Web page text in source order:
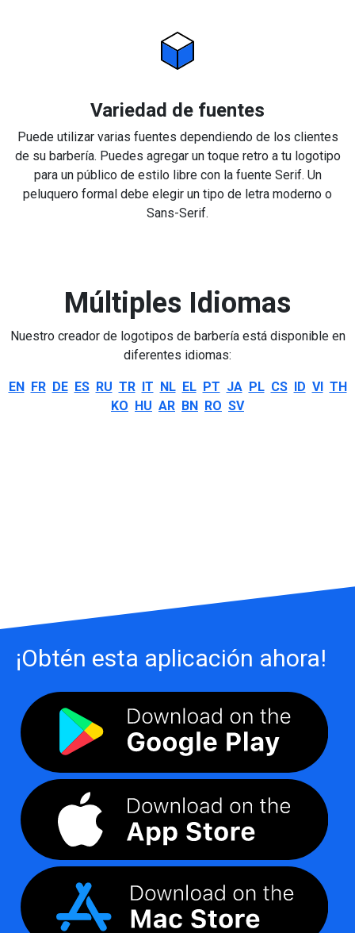
Variedad de fuentes
Puede utilizar varias fuentes dependiendo de los clientes
de su barbería. Puedes agregar un toque retro a tu logotipo
para un público de estilo libre con la fuente Serif. Un
peluquero formal debe elegir un tipo de letra moderno o
Sans-Serif.
Múltiples Idiomas
Nuestro creador de logotipos de barbería está disponible en
diferentes idiomas:
EN FR DE ES RU TR IT NL EL PT JA PL CS ID VI TH
KO HU AR BN RO SV
¡Obtén esta aplicación ahora!